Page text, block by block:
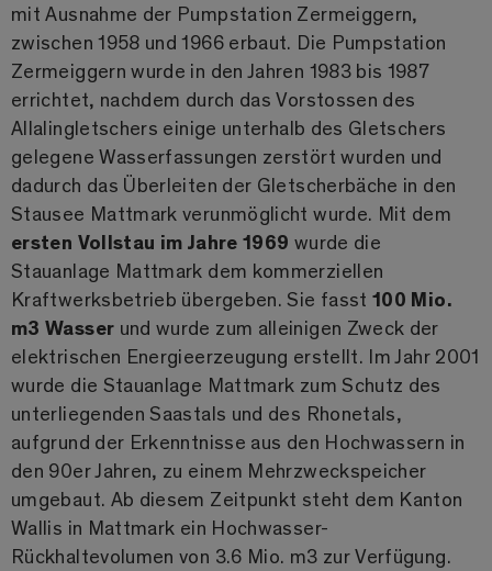
mit Ausnahme der Pumpstation Zermeiggern,
zwischen 1958 und 1966 erbaut. Die Pumpstation
Zermeiggern wurde in den Jahren 1983 bis 1987
errichtet, nachdem durch das Vorstossen des
Allalingletschers einige unterhalb des Gletschers
gelegene Wasserfassungen zerstört wurden und
dadurch das Überleiten der Gletscherbäche in den
Stausee Mattmark verunmöglicht wurde. Mit dem
ersten Vollstau im Jahre 1969 wurde die
Stauanlage Mattmark dem kommerziellen
Kraftwerksbetrieb übergeben. Sie fasst100 Mio.
m3 Wasser und wurde zum alleinigen Zweck der
elektrischen Energieerzeugung erstellt. Im Jahr 2001
wurde die Stauanlage Mattmark zum Schutz des
unterliegenden Saastals und des Rhonetals,
aufgrund der Erkenntnisse aus den Hochwassern in
den 90er Jahren, zu einem Mehrzweckspeicher
umgebaut. Ab diesem Zeitpunkt steht dem Kanton
Wallis in Mattmark ein Hochwasser-
Rückhaltevolumen von 3.6 Mio. m3 zur Verfügung.